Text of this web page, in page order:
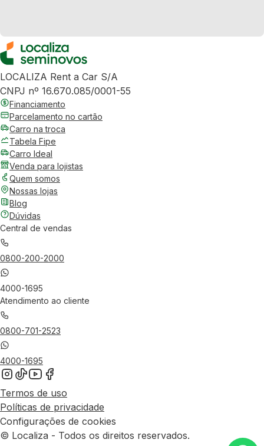
LOCALIZA Rent a Car S/A
CNPJ nº 16.670.085/0001-55
Financiamento
Parcelamento no cartão
Carro na troca
Tabela Fipe
Carro Ideal
Venda para lojistas
Quem somos
Nossas lojas
Blog
Dúvidas
Central de vendas
0800-200-2000
4000-1695
Atendimento ao cliente
0800-701-2523
4000-1695
Termos de uso
Políticas de privacidade
Configurações de cookies
© Localiza - Todos os direitos reservados.